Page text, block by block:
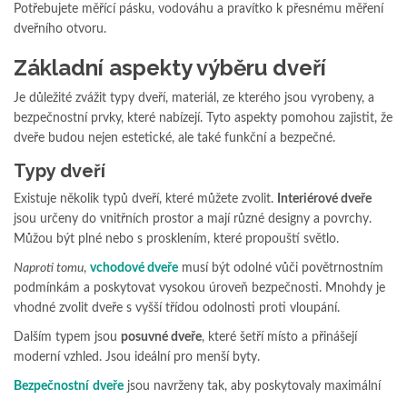
Potřebujete měřící pásku, vodováhu a pravítko k přesnému měření
dveřního otvoru.
Základní aspekty výběru dveří
Je důležité zvážit typy dveří, materiál, ze kterého jsou vyrobeny, a
bezpečnostní prvky, které nabízejí. Tyto aspekty pomohou zajistit, že
dveře budou nejen estetické, ale také funkční a bezpečné.
Typy dveří
Existuje několik typů dveří, které můžete zvolit. Interiérové dveře
jsou určeny do vnitřních prostor a mají různé designy a povrchy.
Můžou být plné nebo s prosklením, které propouští světlo.
Naproti tomu, vchodové dveře musí být odolné vůči povětrnostním
podmínkám a poskytovat vysokou úroveň bezpečnosti. Mnohdy je
vhodné zvolit dveře s vyšší třídou odolnosti proti vloupání.
Dalším typem jsou posuvné dveře, které šetří místo a přinášejí
moderní vzhled. Jsou ideální pro menší byty.
Bezpečnostní dveře jsou navrženy tak, aby poskytovaly maximální